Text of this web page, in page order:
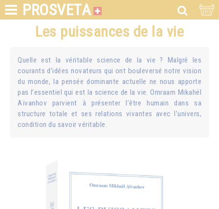
PROSVETA
Les puissances de la vie
Quelle est la véritable science de la vie ? Malgré les
courants d’idées novateurs qui ont bouleversé notre vision
du monde, la pensée dominante actuelle ne nous apporte
pas l’essentiel qui est la science de la vie. Omraam Mikahël
Aïvanhov parvient à présenter l’être humain dans sa
structure totale et ses relations vivantes avec l’univers,
condition du savoir véritable.